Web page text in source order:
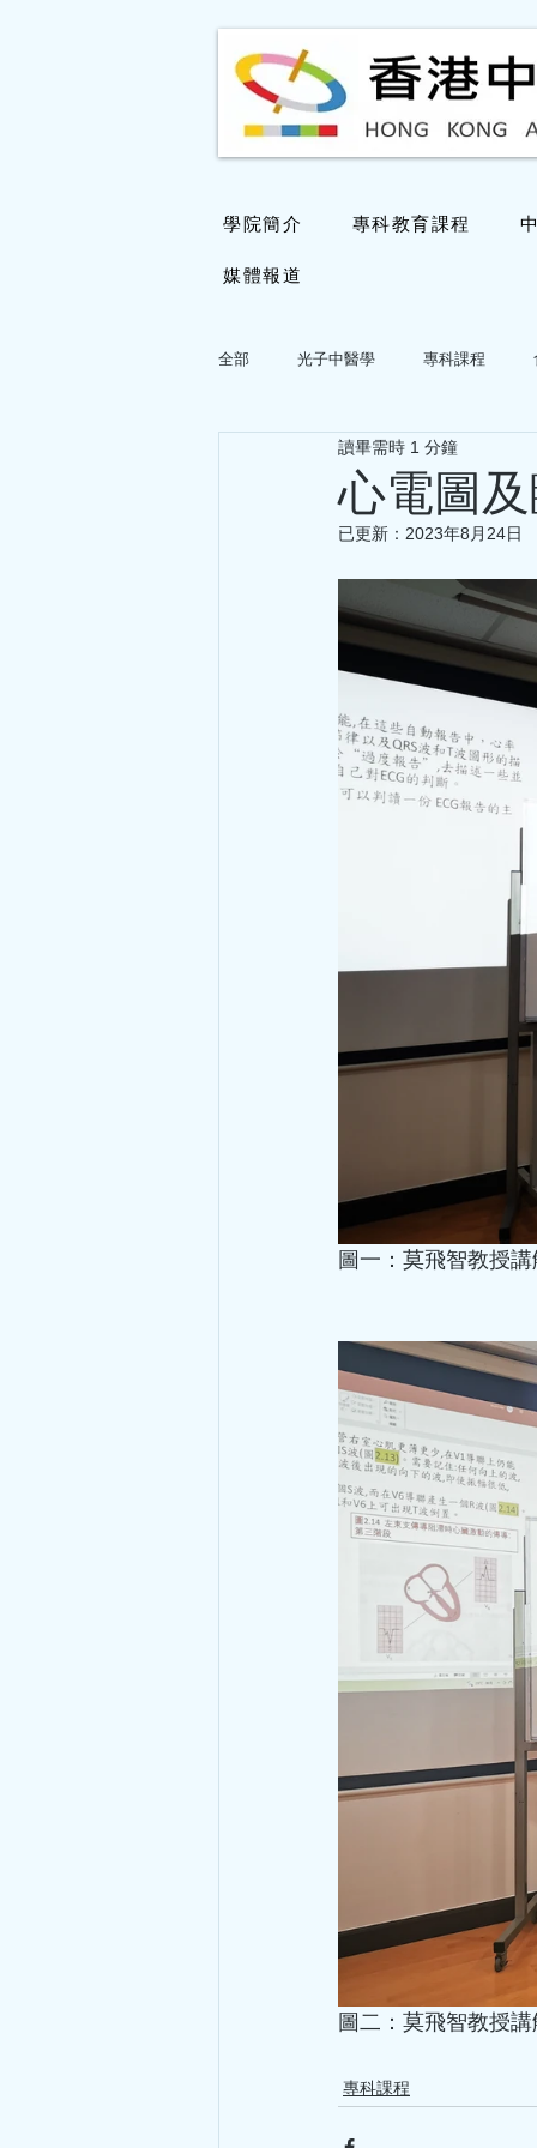
學院簡介 專科教育課程
媒體報道
全部 光子中醫學 專科課程
國醫大師鄧鐵濤教授學術思想專欄
心電圖
讀畢需時 1 分鐘
已更新： 2023年8月24日
圖一：莫飛智教授
圖二：莫飛智教授
專科課程